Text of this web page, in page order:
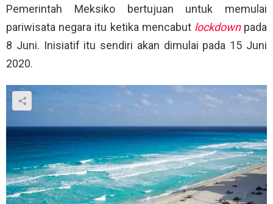
Pemerintah Meksiko bertujuan untuk memulai
pariwisata negara itu ketika mencabut lockdownpada
8 Juni. Inisiatif itu sendiri akan dimulai pada 15 Juni
2020.